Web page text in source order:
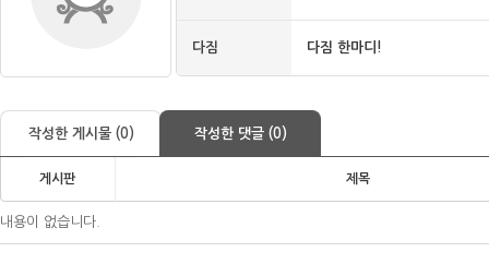
다짐 다짐 한마디!
작성한 게시물 (0) 작성한 댓글 (0)
게시판 제목
내용이 없습니다.